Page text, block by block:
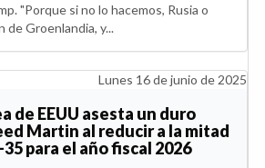
"Porque si no lo hacemos, Rusia o
de Groenlandia, y...
Lunes 16 de junio de 2025
de EEUU asesta un duro
Martin al reducir a la mitad
para el año fiscal 2026